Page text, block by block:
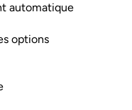
automatique
options